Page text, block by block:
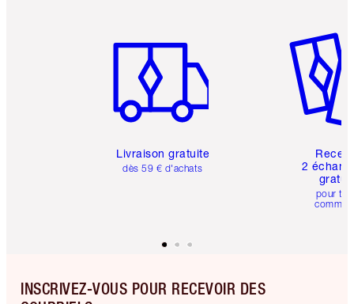
Livraison gratuite
dès 59 € d'achats
2
pour
INSCRIVEZ-VOUS POUR RECEVOIR DES